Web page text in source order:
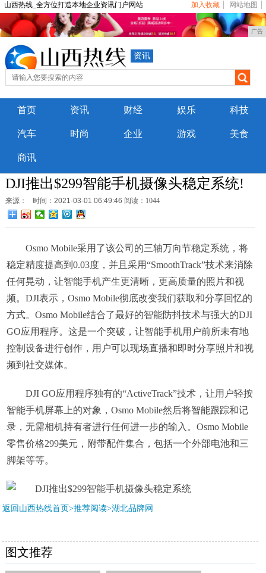
山西热线_全方位打造本地企业资讯门户网站 加入收藏 网站地图
广告
资讯
首页 资讯 财经 娱乐 科技
汽车 时尚 企业 游戏 美食
商讯
DJI推出$299智能手机摄像头稳定系统!
来源： 时间：2021-03-01 06:49:46 阅读：1044
Osmo Mobile采用了该公司的三轴万向节稳定系统，将
稳定精度提高到0.03度，并且采用“SmoothTrack”技术来消除
任何晃动，让智能手机产生更清晰，更高质量的照片和视
频。DJI表示，Osmo Mobile彻底改变我们获取和分享回忆的
方式。Osmo Mobile结合了最好的智能防抖技术与强大的DJI
GO应用程序。这是一个突破，让智能手机用户前所未有地
控制设备进行创作，用户可以现场直播和即时分享照片和视
频到社交媒体。
DJI GO应用程序独有的“ActiveTrack”技术，让用户轻按
智能手机屏幕上的对象，Osmo Mobile然后将智能跟踪和记
录，无需相机持有者进行任何进一步的输入。Osmo Mobile
零售价格299美元，附带配件集合，包括一个外部电池和三
脚架等等。
返回山西热线首页>推荐阅读>湖北品牌网
图文推荐